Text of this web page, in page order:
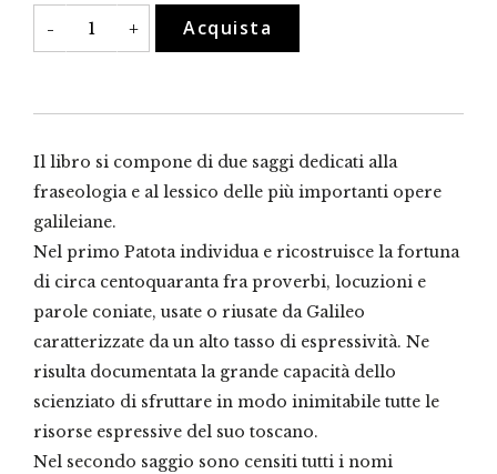
-
Parole
Galileo
+ Acquista
Il libro si compone di due saggi dedicati alla
fraseologia e al lessico delle più importanti opere
galileiane.
Nel primo Patota individua e ricostruisce la fortuna
di circa centoquaranta fra proverbi, locuzioni e
parole coniate, usate o riusate da Galileo
caratterizzate da un alto tasso di espressività. Ne
risulta documentata la grande capacità dello
scienziato di sfruttare in modo inimitabile tutte le
risorse espressive del suo toscano.
Nel secondo saggio sono censiti tutti i nomi